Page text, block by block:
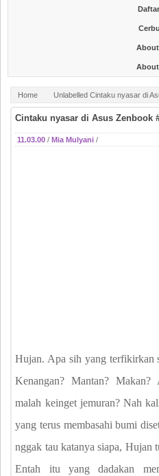
Home UnlabelledCintaku nyasar di
Cintaku nyasar di Asus Zenbook
11.03.00 / Mia Mulyani /
Hujan. Apa sih yang terfikirkan
Kenangan? Mantan?
malah keinget jemuran? Nah
yang terus membasahi bumi
nggak tau katanya siapa, Hujan
Entah itu yang dadakan